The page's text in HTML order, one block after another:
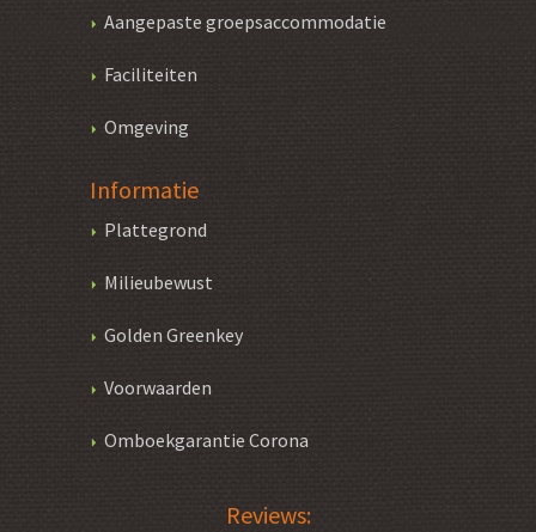
Aangepaste groepsaccommodatie
Faciliteiten
Omgeving
Informatie
Plattegrond
Milieubewust
Golden Greenkey
Voorwaarden
Omboekgarantie Corona
Reviews: